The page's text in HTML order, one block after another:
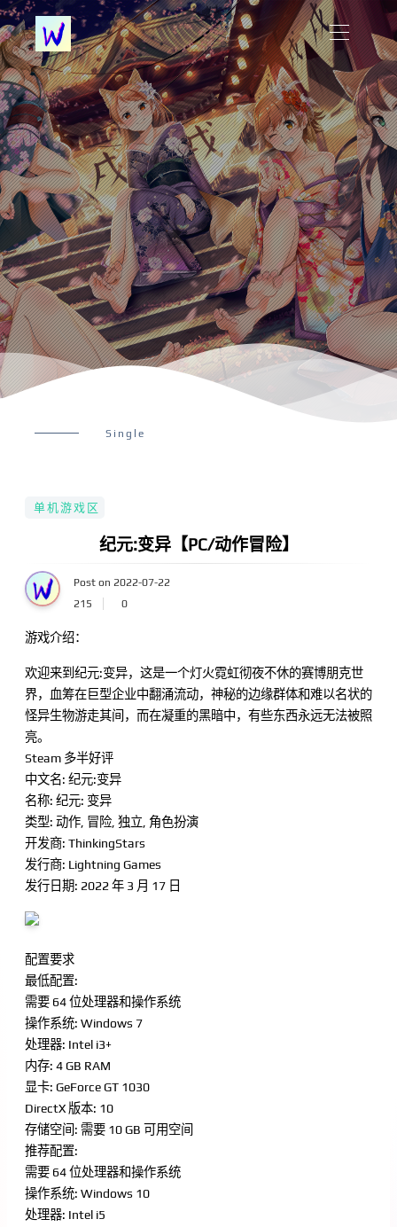
Single
单机游戏区
纪元:变异【PC/动作冒险】
Post on 2022-07-22
215
0
游戏介绍：
欢迎来到纪元:变异，这是一个灯火霓虹彻夜不休的赛博朋克世
界，血筹在巨型企业中翻涌流动，神秘的边缘群体和难以名状的
怪异生物游走其间，而在凝重的黑暗中，有些东西永远无法被照
亮。
Steam 多半好评
中文名: 纪元:变异
名称: 纪元: 变异
类型: 动作, 冒险, 独立, 角色扮演
开发商: ThinkingStars
发行商: Lightning Games
发行日期: 2022 年 3 月 17 日
配置要求
最低配置:
需要 64 位处理器和操作系统
操作系统: Windows 7
处理器: Intel i3+
内存: 4 GB RAM
显卡: GeForce GT 1030
DirectX 版本: 10
存储空间: 需要 10 GB 可用空间
推荐配置:
需要 64 位处理器和操作系统
操作系统: Windows 10
处理器: Intel i5